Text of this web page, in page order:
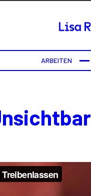
ARBEITEN